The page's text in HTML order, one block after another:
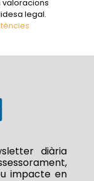
valoracions
legal.
diària
impacte en